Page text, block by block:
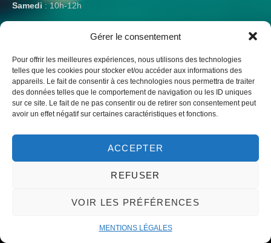
Gérer le consentement
Pour offrir les meilleures expériences, nous utilisons des technologies
telles que les cookies pour stocker et/ou accéder aux informations des
appareils. Le fait de consentir à ces technologies nous permettra de traiter
des données telles que le comportement de navigation ou les ID uniques
sur ce site. Le fait de ne pas consentir ou de retirer son consentement peut
avoir un effet négatif sur certaines caractéristiques et fonctions.
ACCEPTER
REFUSER
VOIR LES PRÉFÉRENCES
MENTIONS LÉGALES
Samedi: 10h-12h
Liens vers notre club omnisport et le monde du billard
© 2023 – Un site par mwgrafico ​ –